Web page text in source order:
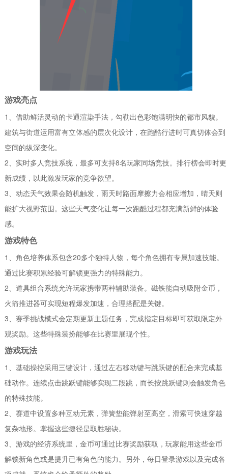
游戏亮点
1、借助鲜活灵动的卡通渲染手法，勾勒出色彩饱满明快的都市风貌。
建筑与街道运用富有立体感的层次化设计，在跑酷行进时可真切体会到
空间的纵深变化。
2、实时多人竞技系统，最多可支持8名玩家同场竞技。排行榜会即时更
新成绩，以此激发玩家的竞争欲望。
3、动态天气效果会随机触发，雨天时路面摩擦力会相应增加，晴天则
能扩大视野范围。这些天气变化让每一次跑酷过程都充满新鲜的体验
感。
游戏特色
1、角色培养体系包含20多个独特人物，每个角色拥有专属加速技能。
通过比赛积累经验可解锁更强力的特殊能力。
2、道具组合系统允许玩家携带两种辅助装备。磁铁能自动吸附金币，
火箭推进器可实现短程爆发加速，合理搭配是关键。
3、赛季挑战模式会定期更新主题任务，完成指定目标即可获取限定外
观奖励。这些特殊装扮能够在比赛里展现个性。
游戏玩法
1、基础操控采用三键设计，通过左右移动键与跳跃键的配合来完成基
础动作。连续点击跳跃键能够实现二段跳，而长按跳跃键则会触发角色
的特殊技能。
2、赛道中设置多种互动元素，弹簧垫能弹射至高空，滑索可快速穿越
复杂地形。掌握这些捷径是取胜秘诀。
3、游戏的经济系统里，金币可通过比赛奖励获取，玩家能用这些金币
解锁新角色或是提升已有角色的能力。另外，每日登录游戏以及完成各